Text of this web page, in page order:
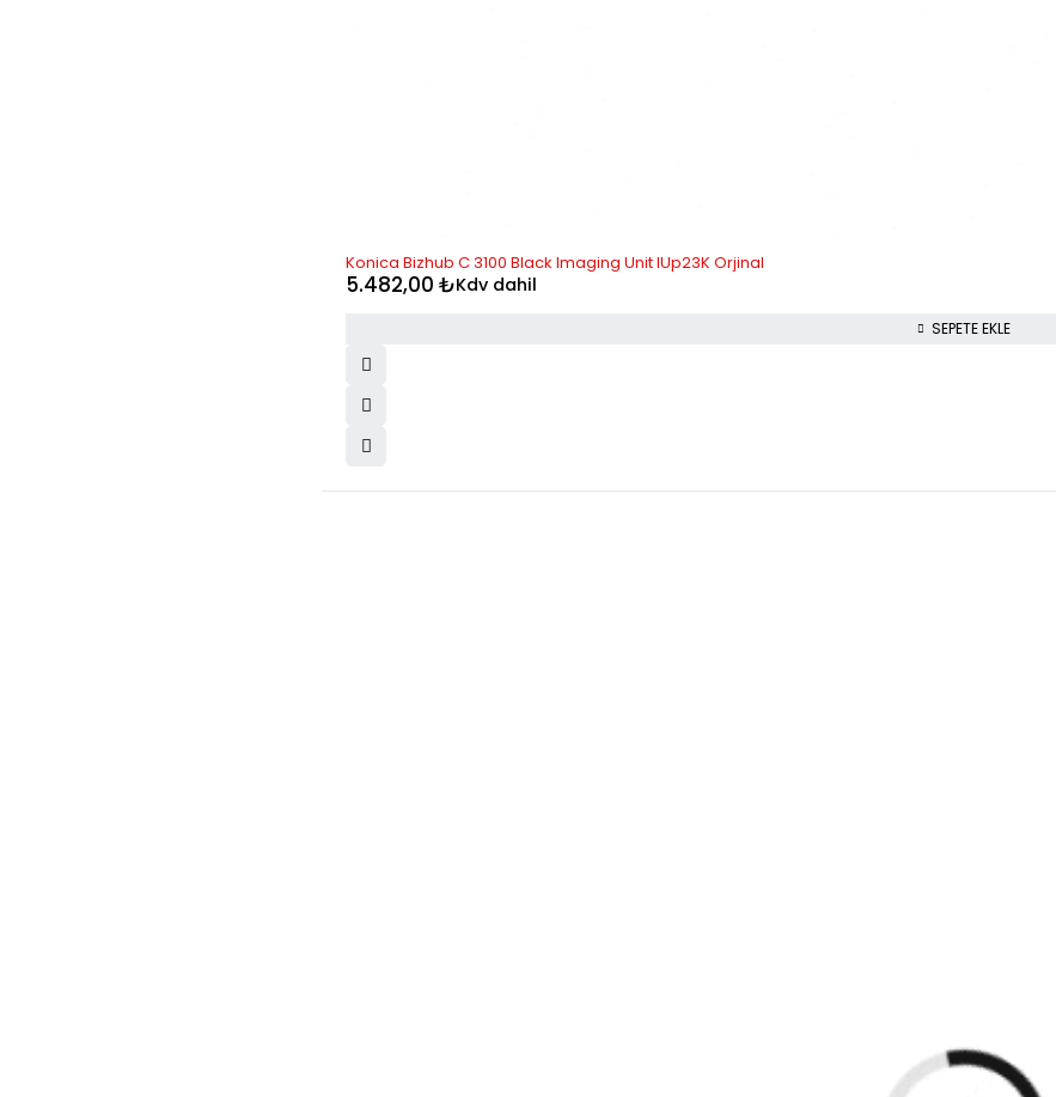
Konica Bizhub C 3100 Black Imaging Unit IUp23K Orjinal
5.482,00 ₺Kdv dahil
SEPETE EKLE